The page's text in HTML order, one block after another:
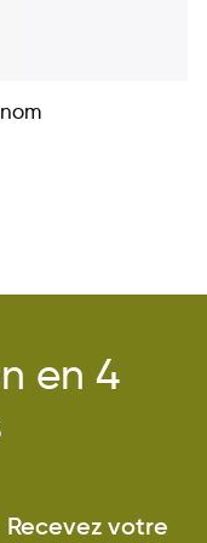
en 4
Recevez votre